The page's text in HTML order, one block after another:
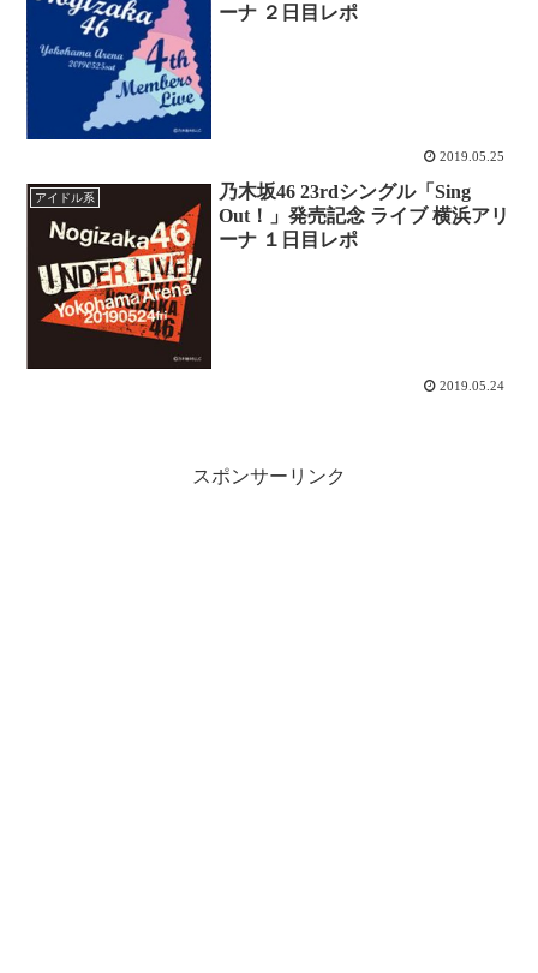
ーナ ２日目レポ
2019.05.25
アイドル系
乃木坂46 23rdシングル「Sing
Out！」発売記念 ライブ 横浜アリ
ーナ １日目レポ
2019.05.24
スポンサーリンク